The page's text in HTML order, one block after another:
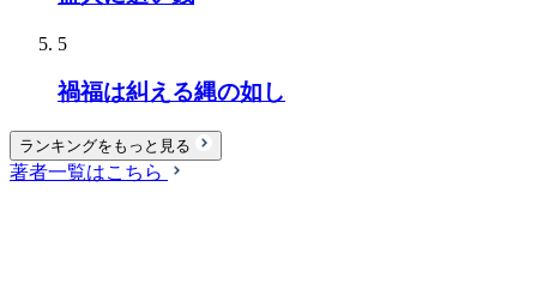
5
禍福は糾える縄の如し
ランキングをもっと見る
著者一覧はこちら